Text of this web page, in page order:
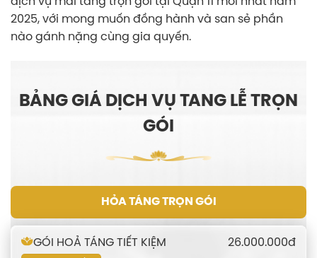
2025, với mong muốn đồng hành và san sẻ phần
nào gánh nặng cùng gia quyến.
BẢNG GIÁ DỊCH VỤ TANG LỄ TRỌN
GÓI
HỎA TÁNG TRỌN GÓI
GÓI HOẢ TÁNG TIẾT KIỆM 26.000.000đ